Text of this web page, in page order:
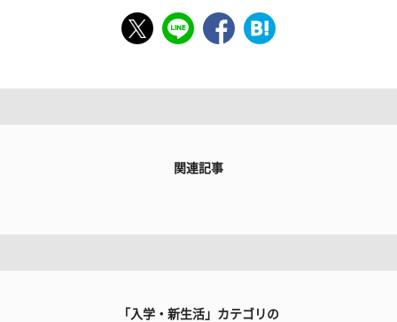
関連記事
「入学・新生活」カテゴリの